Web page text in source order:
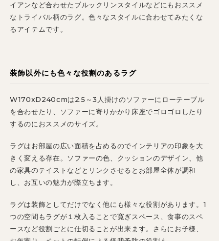
イアンなど合わせたブルックリンスタイルなどにもおススメ
なトライバル柄のラグ。色々なスタイルに合わせてみたくな
るアイテムです。
装飾以外にも色々な役割のあるラグ
W170xD240cmは2.5～3人掛けのソファーにローテーブル
を合わせたり、ソファーに寄りかかり床座でゴロゴロしたり
するのにおススメのサイズ。
ラグはお部屋の広い面積を占めるのでインテリアの印象を大
きく変える存在。ソファーの色、クッションのデザイン、他
の家具のテイストなどとリンクさせるとお部屋全体が調和
し、お互いの魅力が際立ちます。
ラグは装飾としてだけでなく他にも様々な役割があります。1
つの空間もラグが１枚入ることで寛ぎスペース、食事のスペ
ースなど役割ごとに仕切ることが出来ます。さらにお子様、